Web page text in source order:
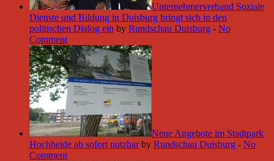
Unternehmerverband Soziale
Dienste und Bildung in Duisburg bringt sich in den
politischen Dialog ein by Rundschau Duisburg - No
Comment
Neue Angebote im Stadtpark
Hochheide ab sofort nutzbar by Rundschau Duisburg - No
Comment